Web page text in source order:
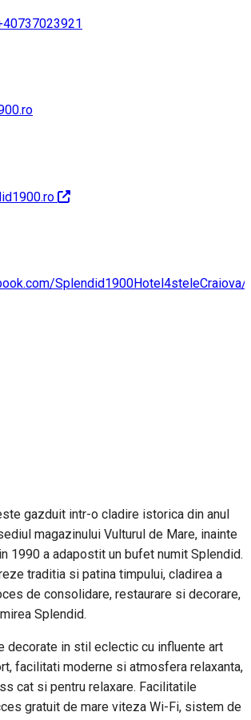
Splendid1900Hotel4steleCraiova/
gazduit intr-o cladire istorica din anul
magazinului Vulturul de Mare, inainte
1990 a adapostit un bufet numit Splendid.
traditia si patina timpului, cladirea a
de consolidare, restaurare si decorare,
Splendid.
decorate in stil eclectic cu influente art
facilitati moderne si atmosfera relaxanta,
cat si pentru relaxare. Facilitatile
gratuit de mare viteza Wi-Fi, sistem de